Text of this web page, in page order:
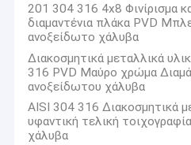
201 304 316 4x8 Φινίρισμα
διαμαντένια πλάκα PVD
ανοξείδωτο χάλυβα
Διακοσμητικά μεταλλικά
316 PVD Μαύρο χρώμα
ανοξείδωτου χάλυβα
AISI 304 316 Διακοσμητικά
υφαντική τελική
χάλυβα